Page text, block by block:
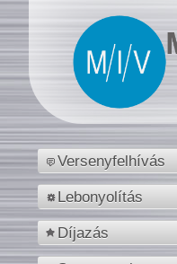
Versenyfelhívás
Lebonyolítás
Díjazás